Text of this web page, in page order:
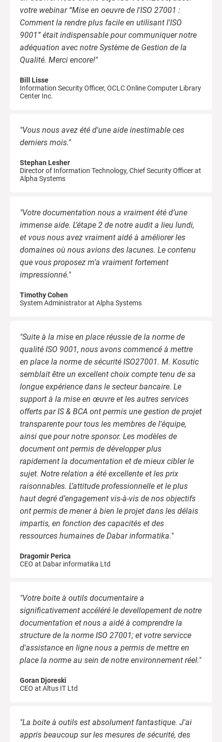
votre webinar “Mise en oeuvre de l'ISO 27001 :
Comment la rendre plus facile en utilisant l'ISO
9001” était indispensable pour communiquer notre
adéquation avec notre Système de Gestion de la
Qualité. Merci encore!"
Bill Lisse
Information Security Officer, OCLC Online Computer Library
Center Inc.
"Vous nous avez été d'une aide inestimable ces
derniers mois."
Stephan Lesher
Director of Information Technology, Chief Security Officer at
Alpha Systems
"Votre documentation nous a vraiment été d’une
immense aide. L’étape 2 de notre audit a lieu lundi,
et vous nous avez vraiment aidé à améliorer les
domaines où nous avions des lacunes. Le contenu
que vous proposez m’a vraiment fortement
impressionné."
Timothy Cohen
System Administrator at Alpha Systems
"Suite à la mise en place réussie de la norme de
qualité ISO 9001, nous avons commencé à mettre
en place la norme de sécurité ISO27001. M. Kosutic
semblait être un excellent choix compte tenu de sa
longue expérience dans le secteur bancaire. Le
support à la mise en œuvre et les autres services
offerts par IS & BCA ont permis une gestion de projet
transparente pour tous les membres de l'équipe,
ainsi que pour notre sponsor. Les modèles de
document ont permis de développer plus
rapidement la documentation et de mieux cibler le
sujet. Notre relation a été excellente et les prix
raisonnables. L’attitude professionnelle et le plus
haut degré d’engagement vis-à-vis de nos objectifs
ont permis de mener à bien le projet dans les délais
impartis, en fonction des capacités et des
ressources humaines de Dabar informatika."
Dragomir Perica
CEO at Dabar informatika Ltd
"Votre boite à outils documentaire a
significativement accéléré le devellopement de notre
documentation et nous a aidé à comprendre la
structure de la norme ISO 27001; et votre servicce
d'assistance en ligne nous a permis de mettre en
place la norme au sein de notre environnement réel."
Goran Djoreski
CEO at Altus IT Ltd
"La boite à outils est absolument fantastique. J'ai
appris beaucoup sur les mesures de sécurité, des